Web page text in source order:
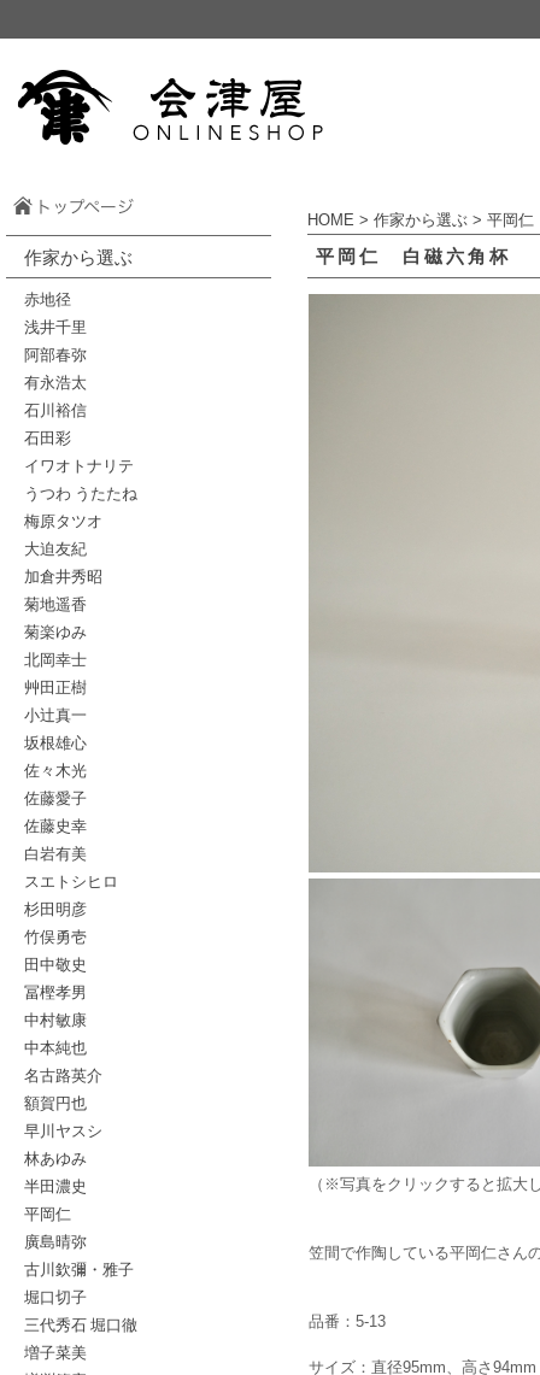
作家から選ぶ
赤地径
浅井千里
阿部春弥
有永浩太
石川裕信
石田彩
イワオトナリテ
うつわ うたたね
梅原タツオ
大迫友紀
加倉井秀昭
菊地遥香
菊楽ゆみ
北岡幸士
艸田正樹
小辻真一
坂根雄心
佐々木光
佐藤愛子
佐藤史幸
白岩有美
スエトシヒロ
杉田明彦
竹俣勇壱
田中敬史
冨樫孝男
中村敏康
中本純也
名古路英介
額賀円也
早川ヤスシ
林あゆみ
半田濃史
平岡仁
廣島晴弥
古川欽彌・雅子
堀口切子
三代秀石 堀口徹
増子菜美
HOME > 作家から選ぶ > 平岡仁
平岡仁 白磁六角杯
（※写真をクリックすると拡大
笠間で作陶している平岡仁さん
品番：5-13
サイズ：直径95mm、高さ94mm